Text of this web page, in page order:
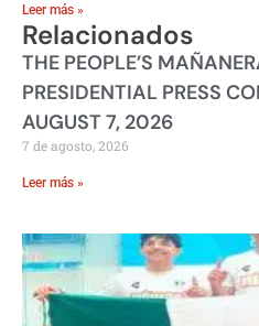
Leer más »
Relacionados
THE PEOPLE’S
PRESIDENTIAL PRESS
AUGUST 7, 2026
7 de agosto, 2026
Leer más »